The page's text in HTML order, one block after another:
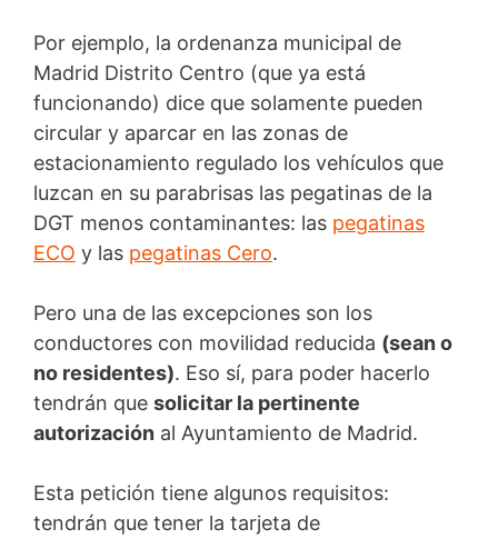
Por ejemplo, la ordenanza municipal de
Madrid Distrito Centro (que ya está
funcionando) dice que solamente pueden
circular y aparcar en las zonas de
estacionamiento regulado los vehículos que
luzcan en su parabrisas las pegatinas de la
DGT menos contaminantes: las pegatinas
ECO y las pegatinas Cero.
Pero una de las excepciones son los
conductores con movilidad reducida (sean o
no residentes). Eso sí, para poder hacerlo
tendrán que solicitar la pertinente
autorización al Ayuntamiento de Madrid.
Esta petición tiene algunos requisitos:
tendrán que tener la tarjeta de